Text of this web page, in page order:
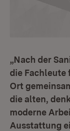
„Nach der
die Fachleute
Ort
die alten,
moderne
Ausstattung